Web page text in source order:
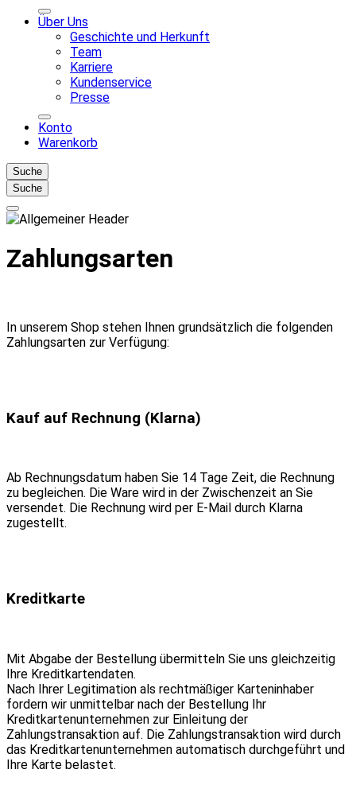
Über Uns
Geschichte und Herkunft
Team
Karriere
Kundenservice
Presse
Konto
Warenkorb
Suche
Suche
Zahlungsarten
In unserem Shop stehen Ihnen grundsätzlich die folgenden
Zahlungsarten zur Verfügung:
Kauf auf Rechnung (Klarna)
Ab Rechnungsdatum haben Sie 14 Tage Zeit, die Rechnung
zu begleichen. Die Ware wird in der Zwischenzeit an Sie
versendet. Die Rechnung wird per E-Mail durch Klarna
zugestellt.
Kreditkarte
Mit Abgabe der Bestellung übermitteln Sie uns gleichzeitig
Ihre Kreditkartendaten.
Nach Ihrer Legitimation als rechtmäßiger Karteninhaber
fordern wir unmittelbar nach der Bestellung Ihr
Kreditkartenunternehmen zur Einleitung der
Zahlungstransaktion auf. Die Zahlungstransaktion wird durch
das Kreditkartenunternehmen automatisch durchgeführt und
Ihre Karte belastet.